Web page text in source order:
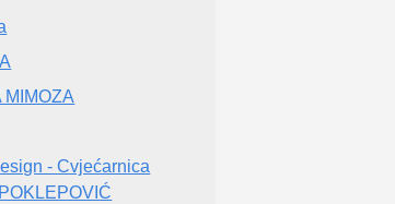
- Cvjećarnica